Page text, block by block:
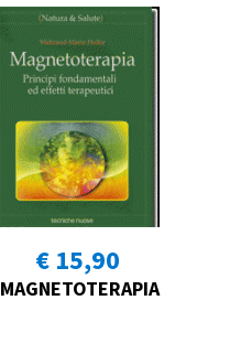
€ 15,90
MAGNETOTERAPIA